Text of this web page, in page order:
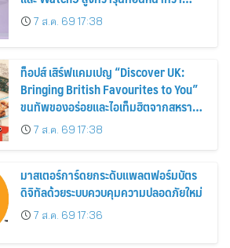
30%7 ส.ค. 69 17:38
ท็อปส์ เสิร์ฟแคมเปญ “Discover UK:
Bringing British Favourites to You”
ขนทัพของอร่อยและไอเท็มฮิตจากสหราช
อาณาจักร ส่งตรงถึงมือตั้งแต่วันนี้ – 18
สิงหาคมนี้
7 ส.ค. 69 17:38
มาสเตอร์การ์ดยกระดับแพลตฟอร์มบัตร
ดิจิทัลด้วยระบบควบคุมความปลอดภัยใหม่
7 ส.ค. 69 17:36